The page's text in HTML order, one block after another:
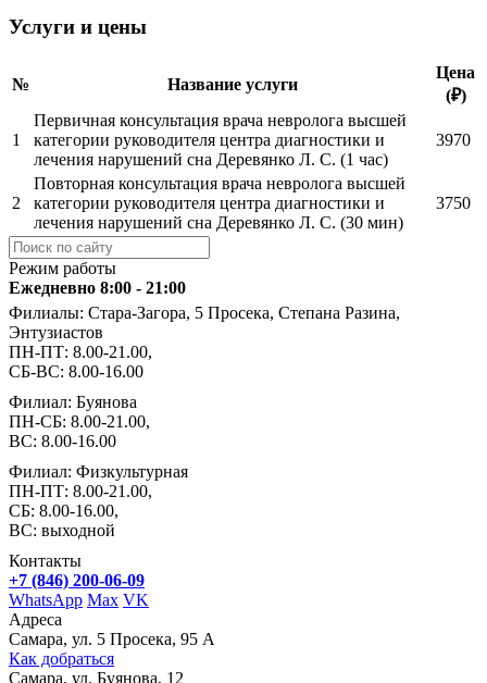
Услуги и цены
№ Название услуги
Цена
(₽)
1
Первичная консультация врача невролога высшей
категории руководителя центра диагностики и
лечения нарушений сна Деревянко Л. С. (1 час)
3970
2
Повторная консультация врача невролога высшей
категории руководителя центра диагностики и
лечения нарушений сна Деревянко Л. С. (30 мин)
3750
Режим работы
Ежедневно 8:00 - 21:00
Филиалы: Стара-Загора, 5 Просека, Степана Разина,
Энтузиастов
ПН-ПТ: 8.00-21.00,
СБ-ВС: 8.00-16.00
Филиал: Буянова
ПН-СБ: 8.00-21.00,
ВС: 8.00-16.00
Филиал: Физкультурная
ПН-ПТ: 8.00-21.00,
СБ: 8.00-16.00,
ВС: выходной
Контакты
+7 (846) 200-06-09
WhatsApp Max VK
Адреса
Самара, ул. 5 Просека, 95 А
Как добраться
Самара, ул. Буянова, 12